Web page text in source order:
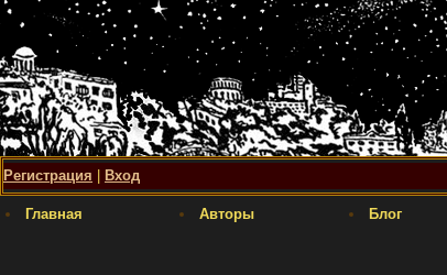
Регистрация Вход
Главная Авторы Блог